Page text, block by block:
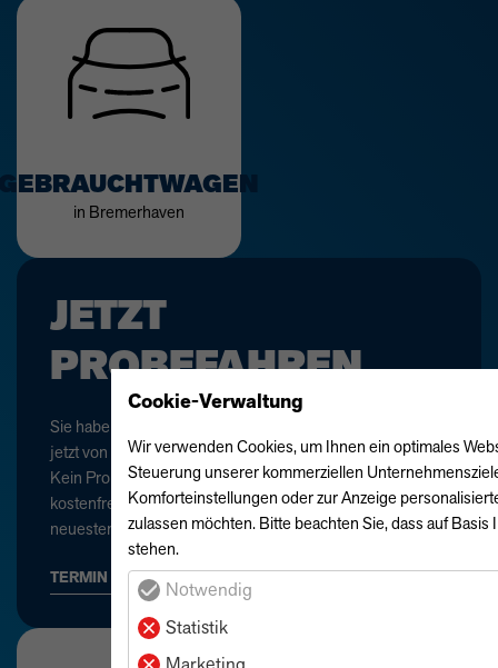
in Bremerhaven
JETZT
PROBEFAHREN
Sie haben Ihr Wunschmodell gefunden und möchten sich
jetzt von den Fahreigenschaften überzeugen?
Kein Problem, die Wandscher Gruppe bietet Ihnen
kostenfreie Probefahrten an – den direktesten Weg, die
neuesten Innovationen am Markt zu erfahren.
TERMIN VEREINBAREN
Cookie-Verwaltung
Wir verwenden Cookies, um Ihnen ein optimales
Steuerung unserer kommerziellen
Komforteinstellungen oder zur Anzeige
zulassen möchten. Bitte beachten Sie, dass auf
stehen.
Notwendig
Statistik